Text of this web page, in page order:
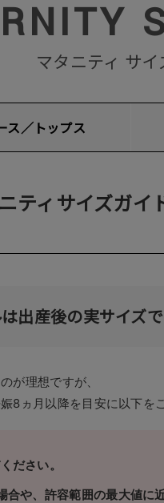
マタニティ サイ
ス／トップス
ティサイズガイ
出産後の実サイズ
が理想ですが、
8ヵ月以降を目安に以下を
ださい。
や、許容範囲の最大値に